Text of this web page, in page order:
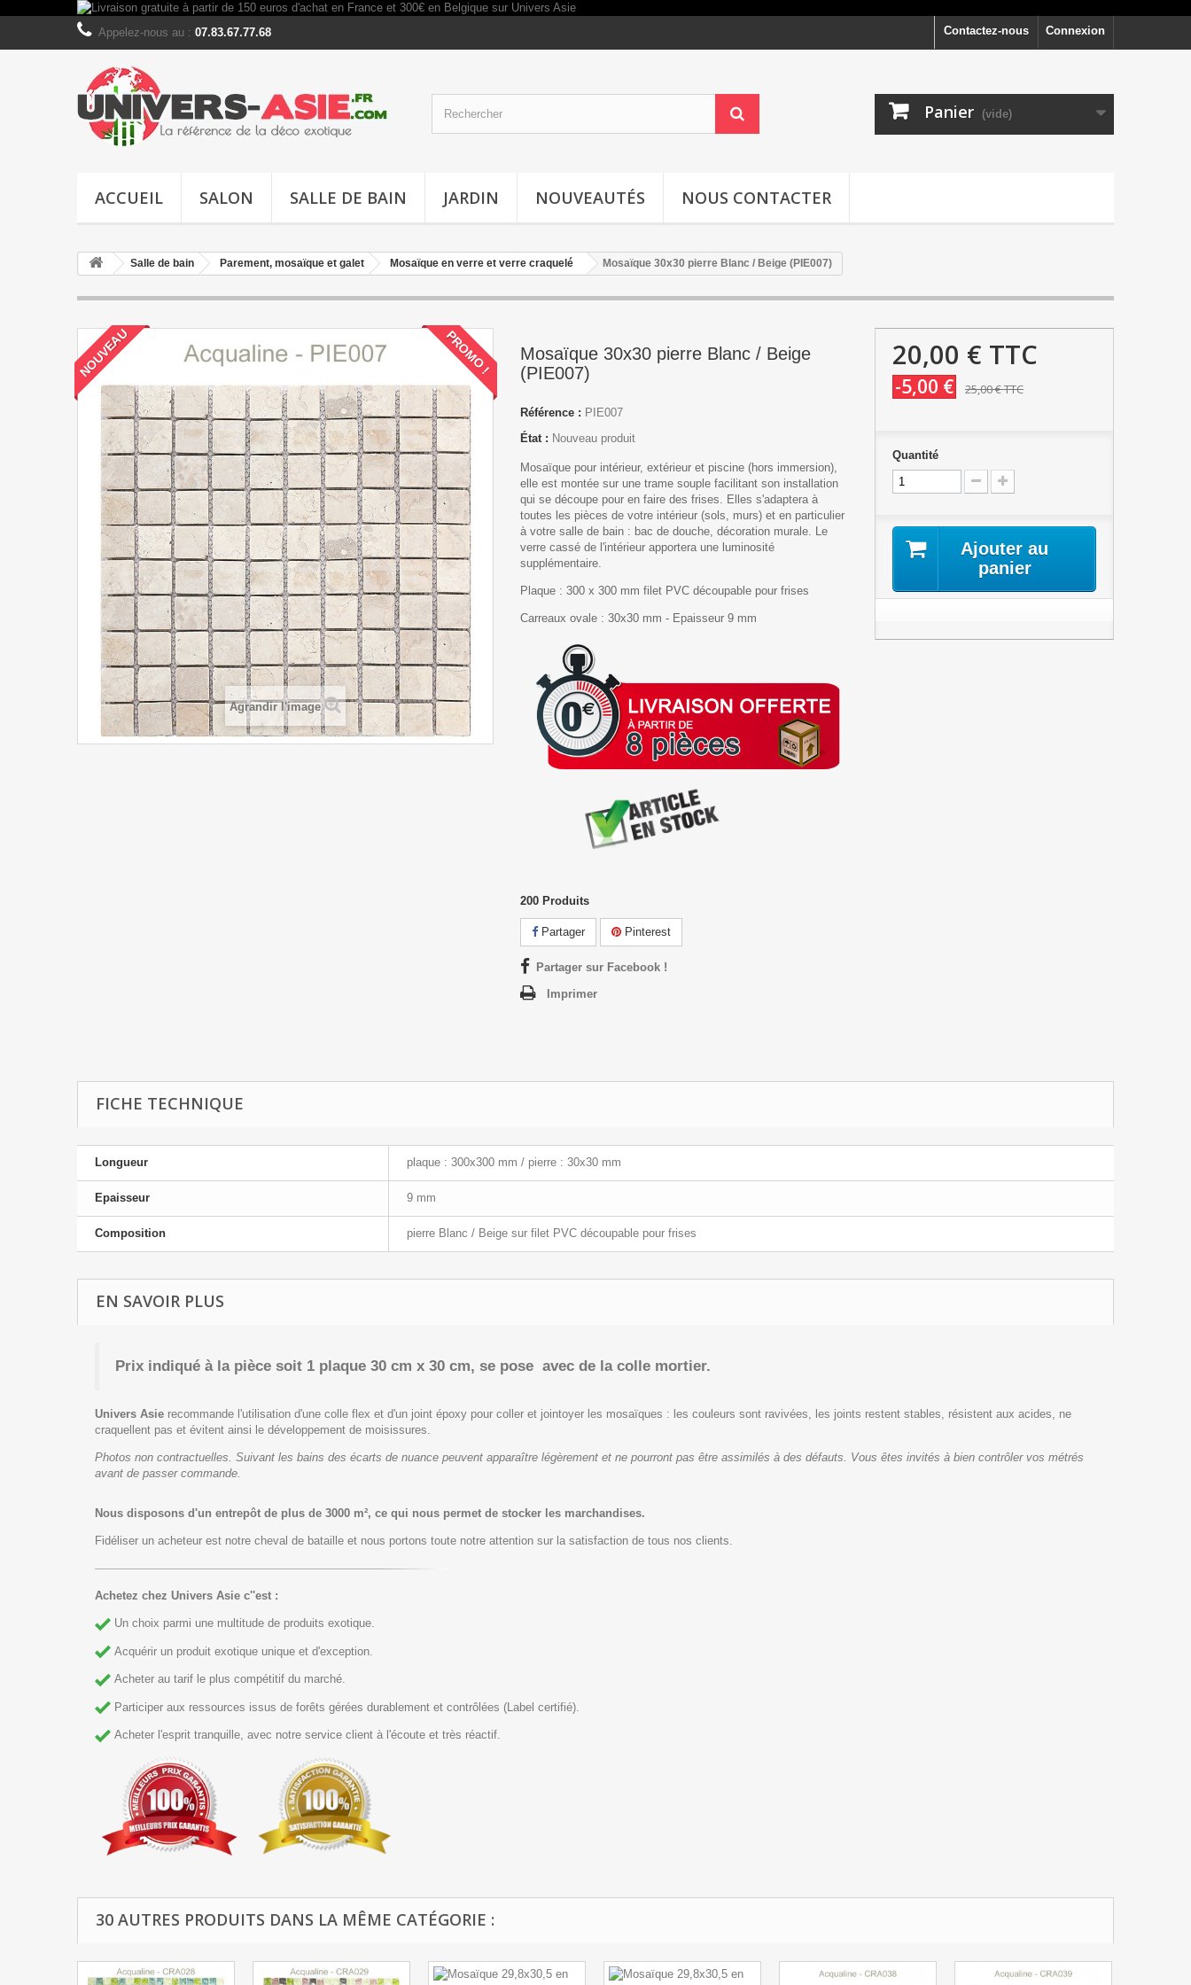
Connexion
Contactez-nous
Appelez-nous au : 07.83.67.77.68
Panier (vide)
ACCUEIL SALON SALLE DE BAIN JARDIN NOUVEAUTÉS NOUS CONTACTER
Salle de bain Parement, mosaïque et galet Mosaïque en verre et verre craquelé Mosaïque 30x30 pierre Blanc / Beige (PIE007)
NOUVEAU PROMO !
Agrandir l'image
Mosaïque 30x30 pierre Blanc / Beige
(PIE007)
Référence : PIE007
État : Nouveau produit
Mosaïque pour intérieur, extérieur et piscine (hors immersion),
elle est montée sur une trame souple facilitant son installation
qui se découpe pour en faire des frises. Elles s'adaptera à
toutes les pièces de votre intérieur (sols, murs) et en particulier
à votre salle de bain : bac de douche, décoration murale. Le
verre cassé de l'intérieur apportera une luminosité
supplémentaire.
Plaque : 300 x 300 mm filet PVC découpable pour frises
Carreaux ovale : 30x30 mm - Epaisseur 9 mm
200 Produits
Partager Pinterest
Partager sur Facebook !
Imprimer
20,00 € TTC
-5,00 € 25,00 €TTC
Quantité
Ajouter au
panier
FICHE TECHNIQUE
Longueur plaque : 300x300 mm / pierre : 30x30 mm
Epaisseur 9 mm
Composition pierre Blanc / Beige sur filet PVC découpable pour frises
EN SAVOIR PLUS
Prix indiqué à la pièce soit 1 plaque 30 cm x 30 cm, se pose avec de la colle mortier.
Univers Asie recommande l'utilisation d'une colle flex et d'un joint époxy pour coller et jointoyer les mosaïques : les couleurs sont ravivées, les joints restent stables, résistent aux acides, ne
craquellent pas et évitent ainsi le développement de moisissures.
Photos non contractuelles. Suivant les bains des écarts de nuance peuvent apparaître légèrement et ne pourront pas être assimilés à des défauts. Vous êtes invités à bien contrôler vos métrés
avant de passer commande.
Nous disposons d'un entrepôt de plus de 3000 m², ce qui nous permet de stocker les marchandises.
Fidéliser un acheteur est notre cheval de bataille et nous portons toute notre attention sur la satisfaction de tous nos clients.
Achetez chez Univers Asie c''est :
Un choix parmi une multitude de produits exotique.
Acquérir un produit exotique unique et d'exception.
Acheter au tarif le plus compétitif du marché.
Participer aux ressources issus de forêts gérées durablement et contrôlées (Label certifié).
Acheter l'esprit tranquille, avec notre service client à l'écoute et très réactif.
30 AUTRES PRODUITS DANS LA MÊME CATÉGORIE :